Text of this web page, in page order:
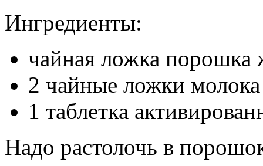
Ингредиенты:
чайная ложка порошка
2 чайные ложки молока
1 таблетка
Надо растолочь в